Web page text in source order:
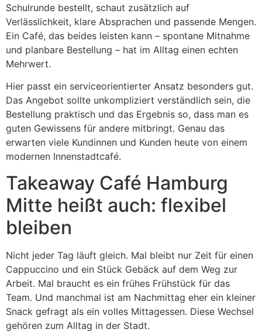
Schulrunde bestellt, schaut zusätzlich auf
Verlässlichkeit, klare Absprachen und passende Mengen.
Ein Café, das beides leisten kann – spontane Mitnahme
und planbare Bestellung – hat im Alltag einen echten
Mehrwert.
Hier passt ein serviceorientierter Ansatz besonders gut.
Das Angebot sollte unkompliziert verständlich sein, die
Bestellung praktisch und das Ergebnis so, dass man es
guten Gewissens für andere mitbringt. Genau das
erwarten viele Kundinnen und Kunden heute von einem
modernen Innenstadtcafé.
Takeaway Café Hamburg
Mitte heißt auch: flexibel
bleiben
Nicht jeder Tag läuft gleich. Mal bleibt nur Zeit für einen
Cappuccino und ein Stück Gebäck auf dem Weg zur
Arbeit. Mal braucht es ein frühes Frühstück für das
Team. Und manchmal ist am Nachmittag eher ein kleiner
Snack gefragt als ein volles Mittagessen. Diese Wechsel
gehören zum Alltag in der Stadt.